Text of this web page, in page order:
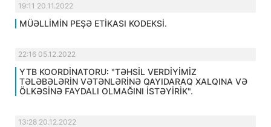
19:11 20.11.2022
MÜƏLLİMİN PEŞƏ ETİKASI KODEKSİ.
22:16 05.12.2022
YTB KOORDİNATORU: "TƏHSİL VERDİYİMİZ
TƏLƏBƏLƏRİN VƏTƏNLƏRİNƏ QAYIDARAQ XALQINA VƏ
ÖLKƏSİNƏ FAYDALI OLMAĞINI İSTƏYİRİK".
13:28 20.12.2022